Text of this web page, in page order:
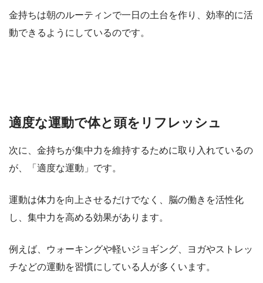
金持ちは朝のルーティンで一日の土台を作り、効率的に活
動できるようにしているのです。
適度な運動で体と頭をリフレッシュ
次に、金持ちが集中力を維持するために取り入れているの
が、「適度な運動」です。
運動は体力を向上させるだけでなく、脳の働きを活性化
し、集中力を高める効果があります。
例えば、ウォーキングや軽いジョギング、ヨガやストレッ
チなどの運動を習慣にしている人が多くいます。